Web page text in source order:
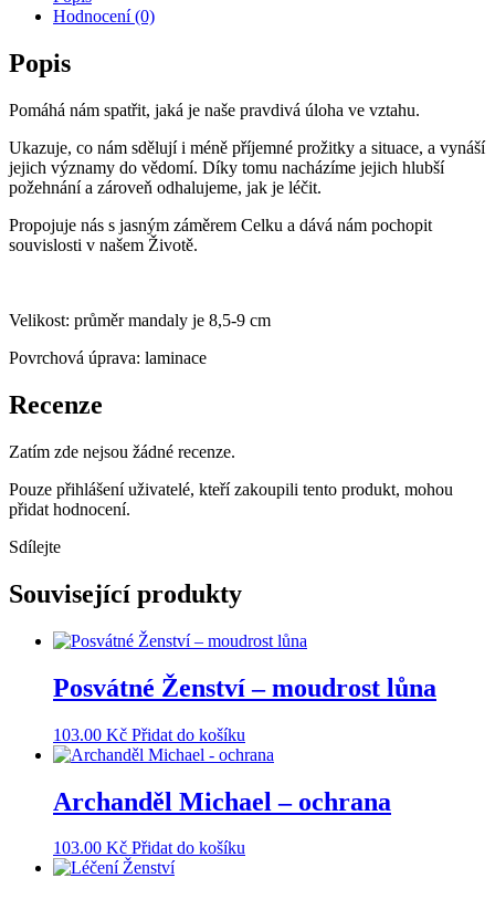
Hodnocení (0)
Popis
Pomáhá nám spatřit, jaká je naše pravdivá úloha ve vztahu.
Ukazuje, co nám sdělují i méně příjemné prožitky a situace, a vynáší
jejich významy do vědomí. Díky tomu nacházíme jejich hlubší
požehnání a zároveň odhalujeme, jak je léčit.
Propojuje nás s jasným záměrem Celku a dává nám pochopit
souvislosti v našem Životě.
Velikost: průměr mandaly je 8,5-9 cm
Povrchová úprava: laminace
Recenze
Zatím zde nejsou žádné recenze.
Pouze přihlášení uživatelé, kteří zakoupili tento produkt, mohou
přidat hodnocení.
Sdílejte
Související produkty
Posvátné Ženství – moudrost lůna
103.00 Kč Přidat do košíku
Archanděl Michael – ochrana
103.00 Kč Přidat do košíku